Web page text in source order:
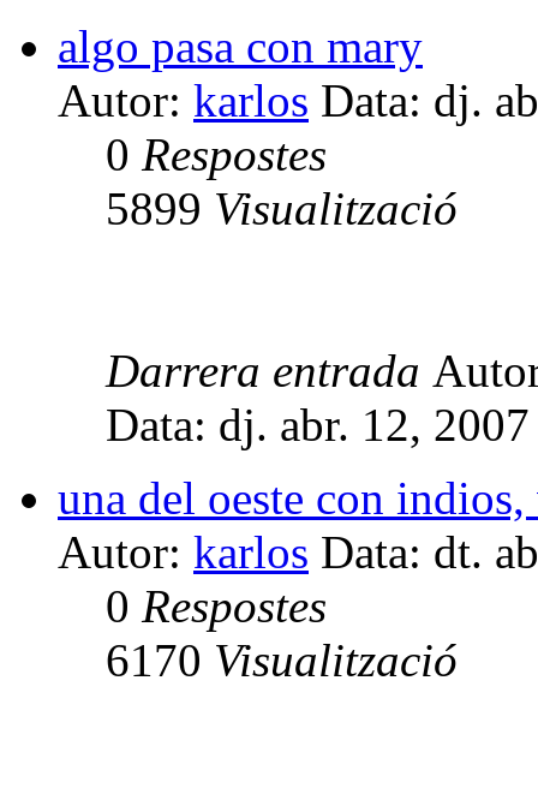
algo pasa con mary
Autor: karlos Data: dj.
0 Respostes
5899 Visualització
Darrera entrada
Data: dj. abr. 12,
una del oeste con
Autor: karlos Data: dt.
0 Respostes
6170 Visualització